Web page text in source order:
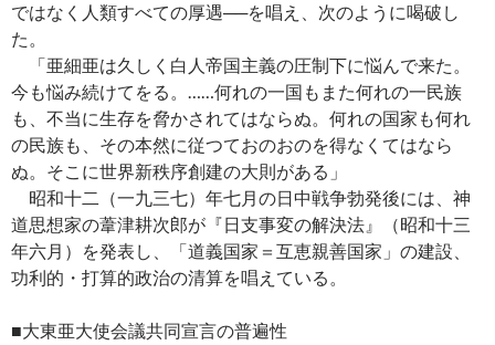
ではなく人類すべての厚遇──を唱え、次のように喝破し
た。
「亜細亜は久しく白人帝国主義の圧制下に悩んで来た。
今も悩み続けてをる。……何れの一国もまた何れの一民族
も、不当に生存を脅かされてはならぬ。何れの国家も何れ
の民族も、その本然に従つておのおのを得なくてはなら
ぬ。そこに世界新秩序創建の大則がある」
昭和十二（一九三七）年七月の日中戦争勃発後には、神
道思想家の葦津耕次郎が『日支事変の解決法』（昭和十三
年六月）を発表し、「道義国家＝互恵親善国家」の建設、
功利的・打算的政治の清算を唱えている。
■大東亜大使会議共同宣言の普遍性